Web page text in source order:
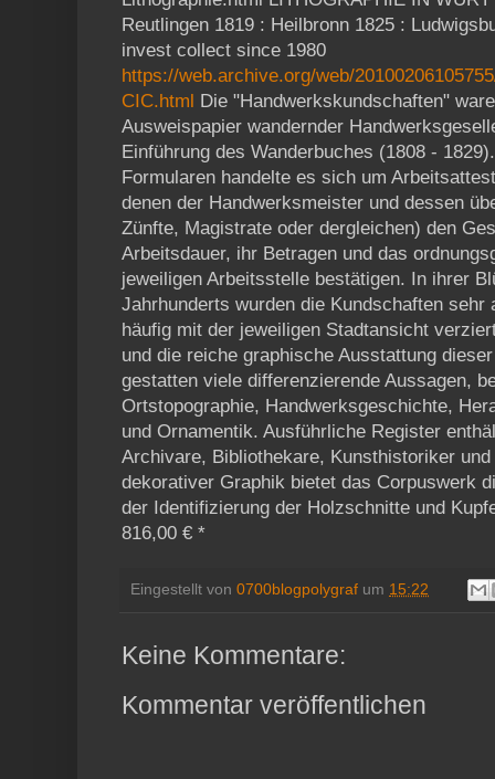
Reutlingen 1819 : Heilbronn 1825 :
invest collect since 1980
https://web.archive.org/web/
CIC.html Die "Handwerkskundschaften"
Ausweispapier wandernder
Einführung des Wanderbuches (1808 -
Formularen handelte es sich um
denen der Handwerksmeister und dessen
Zünfte, Magistrate oder dergleichen) den
Arbeitsdauer, ihr Betragen und das
jeweiligen Arbeitsstelle bestätigen. In ihrer
Jahrhunderts wurden die Kundschaften sehr
häufig mit der jeweiligen Stadtansicht
und die reiche graphische Ausstattung
gestatten viele differenzierende Aussagen,
Ortstopographie, Handwerksgeschichte,
und Ornamentik. Ausführliche Register
Archivare, Bibliothekare, Kunsthistoriker
dekorativer Graphik bietet das Corpuswerk
der Identifizierung der Holzschnitte und
816,00 € *
Eingestellt von 0700blogpolygraf um 15:22
Keine Kommentare:
Kommentar veröffentlichen